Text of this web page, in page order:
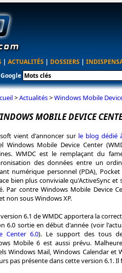
| ACTUALITÉS | DOSSIERS |
Google
>Actualités>Windows Mobile
MOBILE DEVICE
vient d'annoncer sur le blog dédié
Windows Mobile Device Center
WMDC est le remplaçant du
des données entre un
numérique personnel (PDA),
bien plus conviviale qu'ActiveSync
Par contre Windows Mobile Device
non sous Windows XP.
6.1 de WMDC apportera la
6.0 sortie en début d'année (voir
Center 6.0). Le support des tous
Mobile 6 est aussi prévu.
Windows Mail, Windows Calendar et
pas présente dans cette version 6.1.